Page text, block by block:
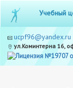
Учебный
ucpf96@yandex.ru
ул.Коминтерна 16,